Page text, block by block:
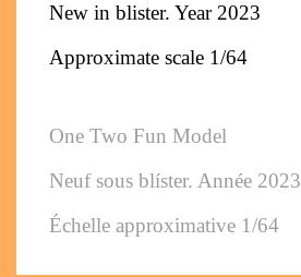
New in blister. Year 2023
Approximate scale 1/64
One Two Fun Model
Neuf sous blíster. Année 2023
Échelle approximative 1/64